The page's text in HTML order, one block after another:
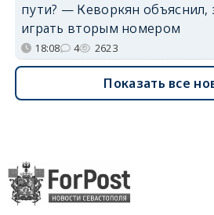
пути? — Кеворкян объяснил,
играть вторым номером
18:08 4 2623
Показать все